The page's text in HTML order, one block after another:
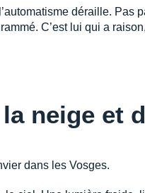
déraille. Pas
C’est lui qui a
neige et
dans les Vosges.